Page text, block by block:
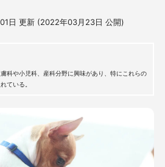
日 更新 (2022年03月23日 公開)
科や小児科、産科分野に興味があり、特にこれらの
ている。